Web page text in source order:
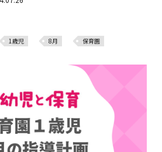
1歳児 8月 保育園